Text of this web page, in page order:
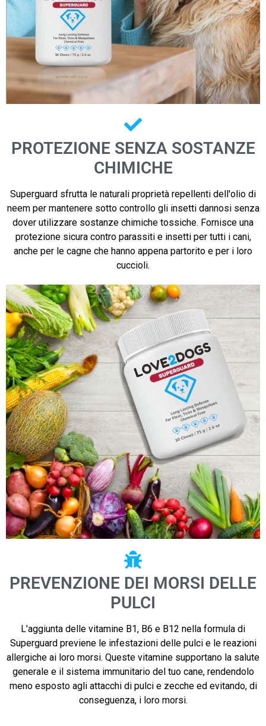
PROTEZIONE SENZA SOSTANZE
CHIMICHE
Superguard sfrutta le naturali proprietà repellenti dell'olio di
neem per mantenere sotto controllo gli insetti dannosi senza
dover utilizzare sostanze chimiche tossiche. Fornisce una
protezione sicura contro parassiti e insetti per tutti i cani,
anche per le cagne che hanno appena partorito e per i loro
cuccioli.
PREVENZIONE DEI MORSI DELLE
PULCI
L'aggiunta delle vitamine B1, B6 e B12 nella formula di
Superguard previene le infestazioni delle pulci e le reazioni
allergiche ai loro morsi. Queste vitamine supportano la salute
generale e il sistema immunitario del tuo cane, rendendolo
meno esposto agli attacchi di pulci e zecche ed evitando, di
conseguenza, i loro morsi.